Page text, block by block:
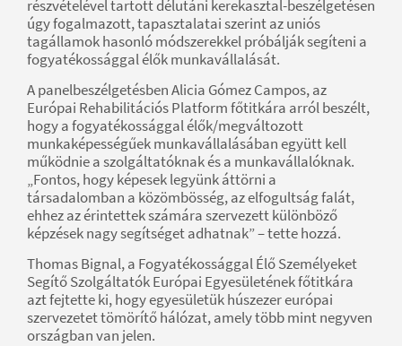
részvételével tartott délutáni kerekasztal-beszélgetésen
úgy fogalmazott, tapasztalatai szerint az uniós
tagállamok hasonló módszerekkel próbálják segíteni a
fogyatékossággal élők munkavállalását.
A panelbeszélgetésben Alicia Gómez Campos, az
Európai Rehabilitációs Platform főtitkára arról beszélt,
hogy a fogyatékossággal élők/megváltozott
munkaképességűek munkavállalásában együtt kell
működnie a szolgáltatóknak és a munkavállalóknak.
„Fontos, hogy képesek legyünk áttörni a
társadalomban a közömbösség, az elfogultság falát,
ehhez az érintettek számára szervezett különböző
képzések nagy segítséget adhatnak” – tette hozzá.
Thomas Bignal, a Fogyatékossággal Élő Személyeket
Segítő Szolgáltatók Európai Egyesületének főtitkára
azt fejtette ki, hogy egyesületük húszezer európai
szervezetet tömörítő hálózat, amely több mint negyven
országban van jelen.